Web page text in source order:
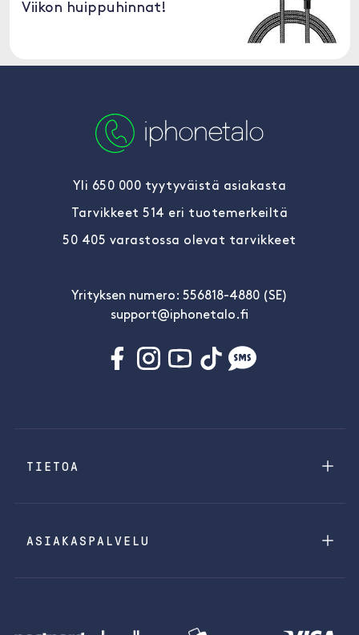
Viikon huippuhinnat!
Yli 650 000 tyytyväistä asiakasta
Tarvikkeet 514 eri tuotemerkeiltä
50 405 varastossa olevat tarvikkeet
Yrityksen numero: 556818-4880 (SE)
support@iphonetalo.fi
TIETOA
ASIAKASPALVELU